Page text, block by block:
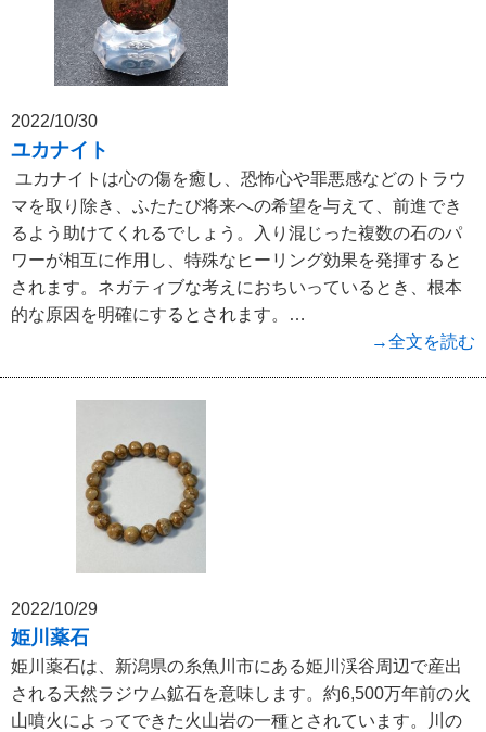
2022/10/30
ユカナイト
ユカナイトは心の傷を癒し、恐怖心や罪悪感などのトラウ
マを取り除き、ふたたび将来への希望を与えて、前進でき
るよう助けてくれるでしょう。入り混じった複数の石のパ
ワーが相互に作用し、特殊なヒーリング効果を発揮すると
されます。ネガティブな考えにおちいっているとき、根本
的な原因を明確にするとされます。…
→全文を読む
2022/10/29
姫川薬石
姫川薬石は、新潟県の糸魚川市にある姫川渓谷周辺で産出
される天然ラジウム鉱石を意味します。約6,500万年前の火
山噴火によってできた火山岩の一種とされています。川の